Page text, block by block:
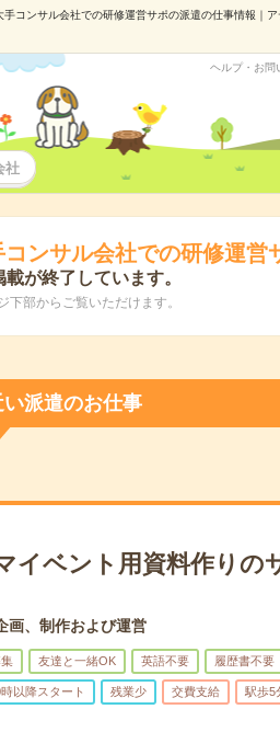
コンサル会社での研修運営サポの派遣の仕事情報｜
ヘルプ・お問
社
ンサル会社での研修運営
が終了しています。
部からご覧いただけます。
派遣のお仕事
イベント用資料作りの
画、制作および運営
友達と一緒OK 英語不要 履歴書不要
以降スタート 残業少 交費支給 駅歩5